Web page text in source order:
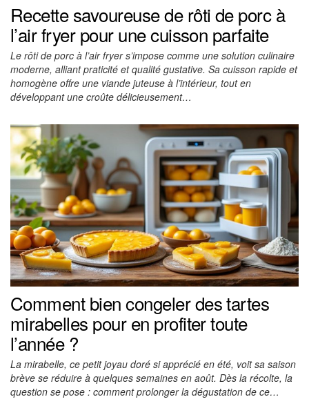
Recette savoureuse de rôti de porc à
l’air fryer pour une cuisson parfaite
Le rôti de porc à l’air fryer s’impose comme une solution culinaire
moderne, alliant praticité et qualité gustative. Sa cuisson rapide et
homogène offre une viande juteuse à l’intérieur, tout en
développant une croûte délicieusement…
Comment bien congeler des tartes
mirabelles pour en profiter toute
l’année ?
La mirabelle, ce petit joyau doré si apprécié en été, voit sa saison
brève se réduire à quelques semaines en août. Dès la récolte, la
question se pose : comment prolonger la dégustation de ce…